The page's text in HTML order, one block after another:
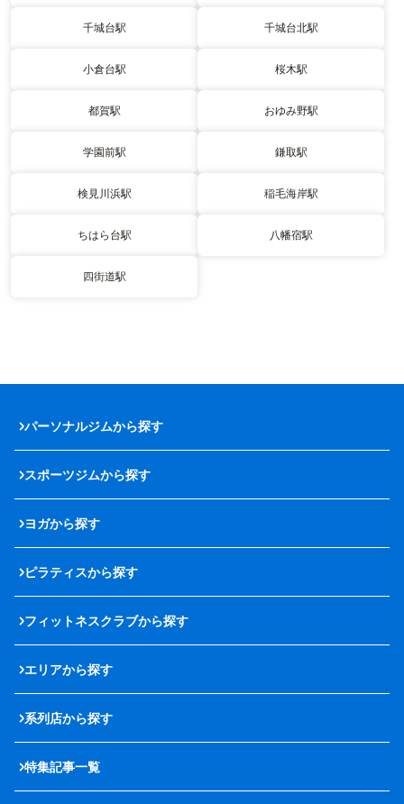
千城台駅 千城台北駅
小倉台駅 桜木駅
都賀駅 おゆみ野駅
学園前駅 鎌取駅
検見川浜駅 稲毛海岸駅
ちはら台駅 八幡宿駅
四街道駅
パーソナルジムから探す
スポーツジムから探す
ヨガから探す
ピラティスから探す
フィットネスクラブから探す
エリアから探す
系列店から探す
特集記事一覧